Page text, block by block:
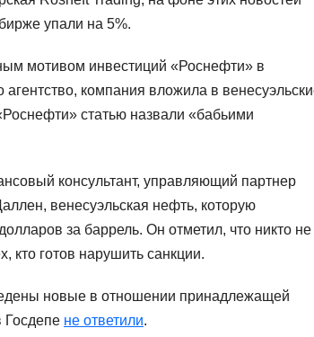
упали на 5%.
мотивом инвестиций «Роснефти» в
компания вложила в
статью назвали «бабьими
консультант, управляющий партнер
венесуэльская нефть, которую
за баррель. Он отметил, что никто не
кто готов нарушить санкции.
новые в отношении принадлежащей
Госдепе не ответили.